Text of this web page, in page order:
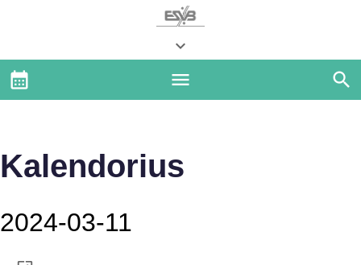
Kalendorius
2024-03-11